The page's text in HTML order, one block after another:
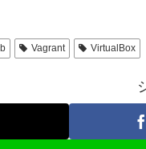
Vagrant VirtualBox